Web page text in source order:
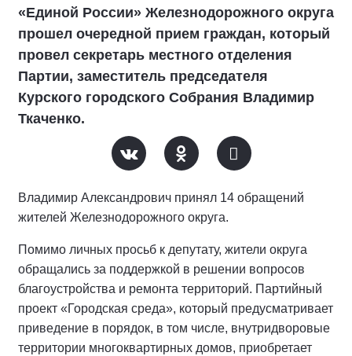
«Единой России» Железнодорожного округа
прошел очередной прием граждан, который
провел секретарь местного отделения
Партии, заместитель председателя
Курского городского Собрания Владимир
Ткаченко.
Владимир Александрович принял 14 обращений
жителей Железнодорожного округа.
Помимо личных просьб к депутату, жители округа
обращались за поддержкой в решении вопросов
благоустройства и ремонта территорий. Партийный
проект «Городская среда», который предусматривает
приведение в порядок, в том числе, внутридворовые
территории многоквартирных домов, приобретает